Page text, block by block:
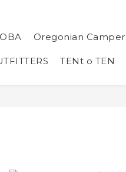
Oregonian Camper
TENt o TEN